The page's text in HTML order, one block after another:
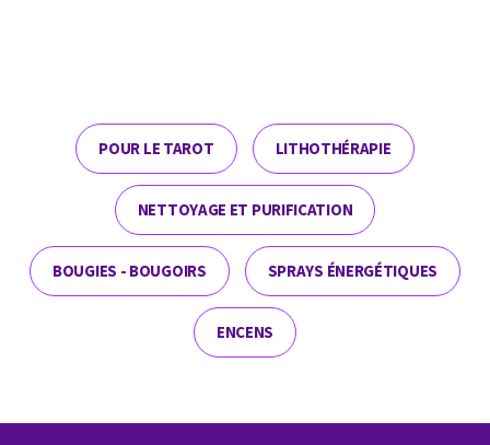
POUR LE TAROT LITHOTHÉRAPIE
NETTOYAGE ET PURIFICATION
BOUGIES - BOUGOIRS SPRAYS ÉNERGÉTIQUES
ENCENS